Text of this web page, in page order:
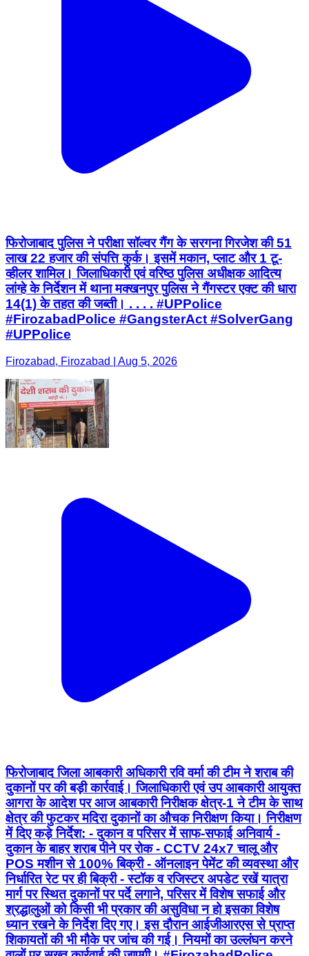
फिरोजाबाद पुलिस ने परीक्षा सॉल्वर गैंग के सरगना गिरजेश की 51
लाख 22 हजार की संपत्ति कुर्क। इसमें मकान, प्लाट और 1 टू-
व्हीलर शामिल। जिलाधिकारी एवं वरिष्ठ पुलिस अधीक्षक आदित्य
लांग्हे के निर्देशन में थाना मक्खनपुर पुलिस ने गैंगस्टर एक्ट की धारा
14(1) के तहत की जब्ती। . . . . #UPPolice
#FirozabadPolice #GangsterAct #SolverGang
#UPPolice
Firozabad, Firozabad | Aug 5, 2026
फिरोजाबाद जिला आबकारी अधिकारी रवि वर्मा की टीम ने शराब की
दुकानों पर की बड़ी कार्रवाई। जिलाधिकारी एवं उप आबकारी आयुक्त
आगरा के आदेश पर आज आबकारी निरीक्षक क्षेत्र-1 ने टीम के साथ
क्षेत्र की फुटकर मदिरा दुकानों का औचक निरीक्षण किया। निरीक्षण
में दिए कड़े निर्देश: - दुकान व परिसर में साफ-सफाई अनिवार्य -
दुकान के बाहर शराब पीने पर रोक - CCTV 24x7 चालू और
POS मशीन से 100% बिक्री - ऑनलाइन पेमेंट की व्यवस्था और
निर्धारित रेट पर ही बिक्री - स्टॉक व रजिस्टर अपडेट रखें यात्रा
मार्ग पर स्थित दुकानों पर पर्दे लगाने, परिसर में विशेष सफाई और
श्रद्धालुओं को किसी भी प्रकार की असुविधा न हो इसका विशेष
ध्यान रखने के निर्देश दिए गए। इस दौरान आईजीआरएस से प्राप्त
शिकायतों की भी मौके पर जांच की गई। नियमों का उल्लंघन करने